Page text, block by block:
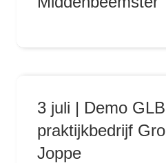
3 juli | Demo GLB
praktijkbedrijf
Joppe